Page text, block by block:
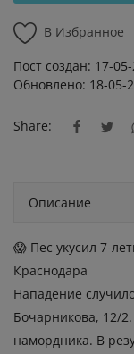
В Избранное
Пост создан: 17-
Обновлено: 18-05-
Share:
Описание
😱 Пес укусил 7-
Краснодара
Нападение
Бочарникова, 12/
намордника. В